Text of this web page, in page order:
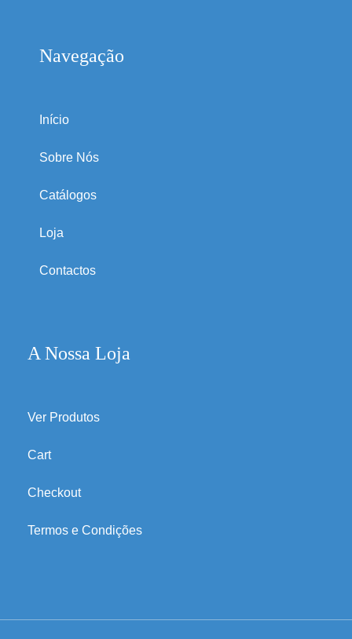
Navegação
Início
Sobre Nós
Catálogos
Loja
Contactos
A Nossa Loja
Ver Produtos
Cart
Checkout
Termos e Condições